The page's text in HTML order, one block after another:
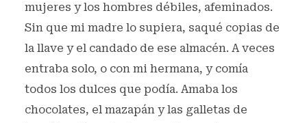
mujeres y los hombres débiles, afeminados.
Sin que mi madre lo supiera, saqué copias de
la llave y el candado de ese almacén. A veces
entraba solo, o con mi hermana, y comía
todos los dulces que podía. Amaba los
chocolates, el mazapán y las galletas de